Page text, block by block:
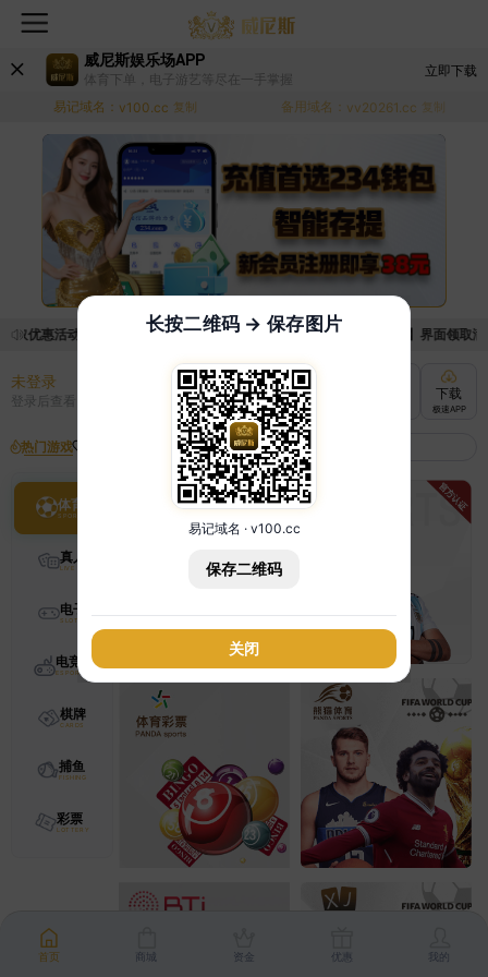
威尼斯娱乐场APP
体育下单，电子游艺等尽在一手掌握
立即下载
易记域名： v100.cc 复制 备用域名： vv20261.cc 复制
取优惠活动的手续麻烦，已新增优惠系统，现在可以前往【福利中心】界面领取
未登录
登录后查看 充值
快速到账
下载
极速APP
热门游戏
体育
真人
电子
电竞
棋牌
捕鱼
彩票
首页 商城 资金 优惠 我的
长按二维码 → 保存图片
易记域名 · v100.cc
保存二维码
关闭